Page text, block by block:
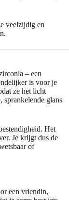
veelzijdig en
– een
is voor je
ze het licht
sprankelende glans
Het
Je krijgt dus de
of
een vriendin,